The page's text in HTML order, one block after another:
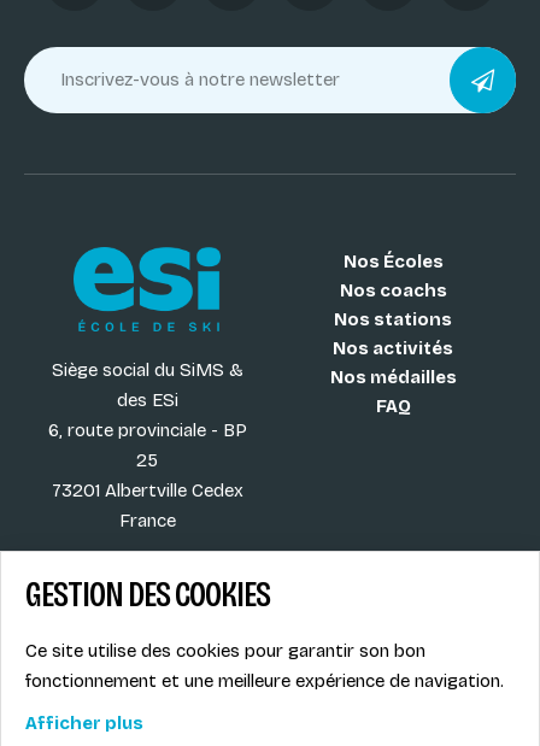
Siège social du SiMS &
des ESi
6, route provinciale - BP
25
73201 Albertville Cedex
France
Nos Écoles
Nos coachs
Nos stations
Nos activités
Nos médailles
FAQ
Les plus ESI
Offres d'emploi
Le syndicat SIMS
Mentions légales
Politique de
GESTION DES COOKIES
Ce site utilise des cookies pour garantir son bon
fonctionnement et une meilleure expérience de navigation.
Afficher plus